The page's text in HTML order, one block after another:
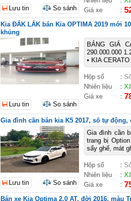
Giá xe
:
Lưu tin So sánh
Kia ĐẮK LẮK bán Kia OPTIMA 2019 mới
khủng
BẢNG GIÁ
290.000.000
• KIA
Hộp số :
Nhiên liệu
:
Giá xe
:
Lưu tin So sánh
Gia đình cần bán kia K5 2017, số tự
Gia đình cần
trang bị
sấy ghế, mát
Hộp số :
Nhiên liệu
:
Giá xe
:
Lưu tin So sánh
Bán xe Kia Optima 2.0 AT, đời 2016, màu